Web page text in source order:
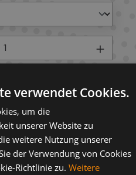
verwendet Cookies.
um die
unserer Website zu
weitere Nutzung unserer
der Verwendung von Cookies
Richtlinie zu. Weitere